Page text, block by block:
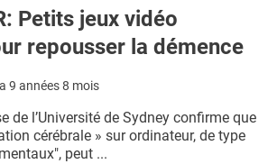
Petits jeux vidéo
repousser la démence
9 années 8 mois
de l’Université de Sydney confirme que
cérébrale » sur ordinateur, de type
peut ...